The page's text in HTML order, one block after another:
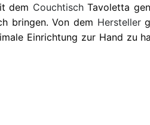
dem CouchtischTavoletta
bringen. Von dem Hersteller
Einrichtung zur Hand zu